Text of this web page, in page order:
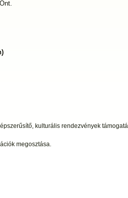
kulturális rendezvények
megosztása.